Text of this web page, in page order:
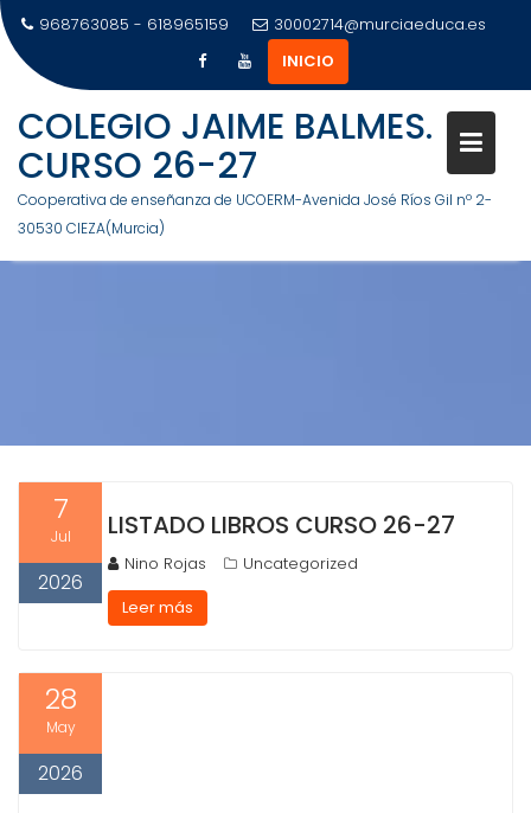
contenido
968763085 - 618965159
30002714@murciaeduca.es
INICIO
COLEGIO JAIME BALMES.
CURSO 26-27
Cooperativa de enseñanza de UCOERM-Avenida José Ríos Gil nº 2-
30530 CIEZA(Murcia)
7
Jul
2026
LISTADO LIBROS CURSO 26-27
Nino Rojas
Uncategorized
Leer más
28
May
2026